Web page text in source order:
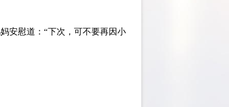
安慰道：“下次，可不要再因小